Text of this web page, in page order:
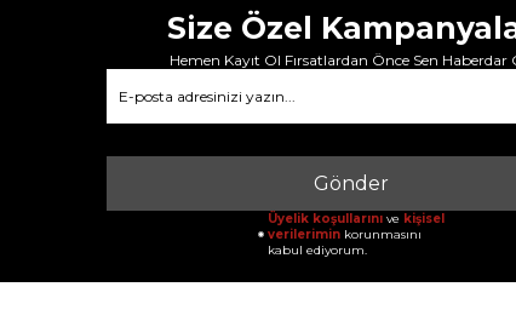
Size Özel
Hemen Kayıt Ol Fırsatlardan Önce Sen Haberdar
Gönder
Üyelik koşullarını ve kişisel
verilerimin korunmasını
kabul ediyorum.